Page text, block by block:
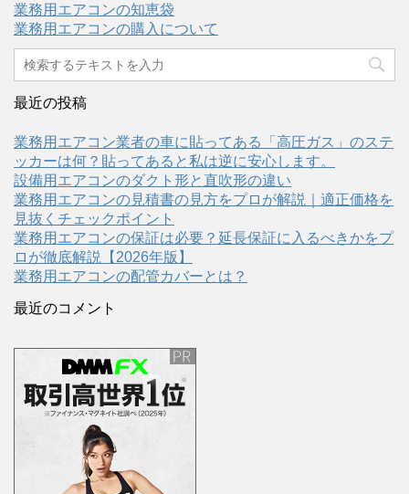
業務用エアコンの知恵袋
業務用エアコンの購入について
最近の投稿
業務用エアコン業者の車に貼ってある「高圧ガス」のステ
ッカーは何？貼ってあると私は逆に安心します。
設備用エアコンのダクト形と直吹形の違い
業務用エアコンの見積書の見方をプロが解説｜適正価格を
見抜くチェックポイント
業務用エアコンの保証は必要？延長保証に入るべきかをプ
ロが徹底解説【2026年版】
業務用エアコンの配管カバーとは？
最近のコメント